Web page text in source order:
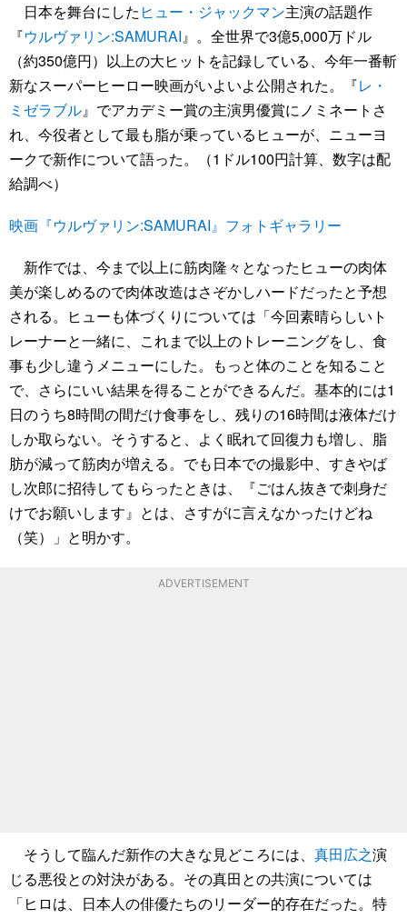
日本を舞台にした ヒュー・ジャックマン主演の話題作
『ウルヴァリン:SAMURAI』。全世界で3億5,000万ドル
（約350億円）以上の大ヒットを記録している、今年一番斬
新なスーパーヒーロー映画がいよいよ公開された。『レ・
ミゼラブル』でアカデミー賞の主演男優賞にノミネートさ
れ、今役者として最も脂が乗っているヒューが、ニューヨ
ークで新作について語った。（1ドル100円計算、数字は配
給調べ）
映画『ウルヴァリン:SAMURAI』フォトギャラリー
新作では、今まで以上に筋肉隆々となったヒューの肉体
美が楽しめるので肉体改造はさぞかしハードだったと予想
される。ヒューも体づくりについては「今回素晴らしいト
レーナーと一緒に、これまで以上のトレーニングをし、食
事も少し違うメニューにした。もっと体のことを知ること
で、さらにいい結果を得ることができるんだ。基本的には1
日のうち8時間の間だけ食事をし、残りの16時間は液体だけ
しか取らない。そうすると、よく眠れて回復力も増し、脂
肪が減って筋肉が増える。でも日本での撮影中、すきやば
し次郎に招待してもらったときは、『ごはん抜きで刺身だ
けでお願いします』とは、さすがに言えなかったけどね
（笑）」と明かす。
ADVERTISEMENT
そうして臨んだ新作の大きな見どころには、 真田広之演
じる悪役との対決がある。その真田との共演については
「ヒロは、日本人の俳優たちのリーダー的存在だった。特